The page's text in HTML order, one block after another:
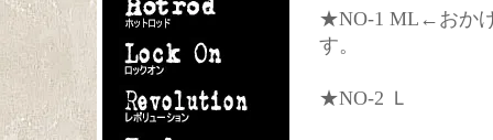
★NO-1 ML←おかげ
す。
★NO-2 Ｌ